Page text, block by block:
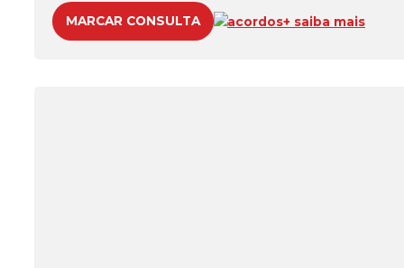
MARCAR CONSULTA acordos+ saiba mais